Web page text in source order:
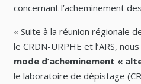
concernant l’acheminement
« Suite à la réunion régionale
le CRDN-URPHE et l’ARS,
mode d’acheminement «
le laboratoire de dépistage